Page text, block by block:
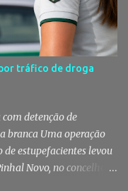
Cuidados de saúde
A Câmara Municipal
de 22 de Julho,
com a União
a assegurar
de companhia dos
Social (CAES 2.0).
tráfico de droga
detenção de
branca Uma operação
de estupefacientes levou
Novo, no concelho